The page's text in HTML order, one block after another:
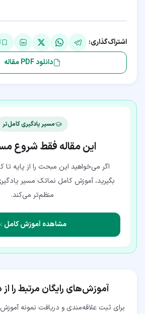
اشتراک‌گذاری:
دانلود PDF مقاله
مسیر یادگیری کامل‌تر
این مقاله فقط شروع
اگر می‌خواهید این مبحث را از پایه تا
بگیرید، آموزش کامل نماتک مسیر
منظم‌تر می‌کند.
مشاهده آموزش کامل
آموزش‌های رایگان مرتبط را
برای ثبت علاقه‌مندی و دریافت نمونه